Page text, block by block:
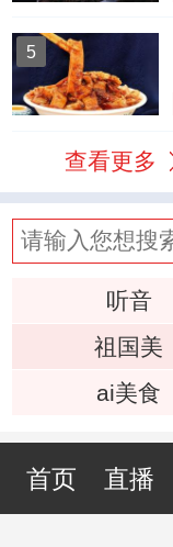
5
查看更多
听音
祖国美
ai美食
首页 直播